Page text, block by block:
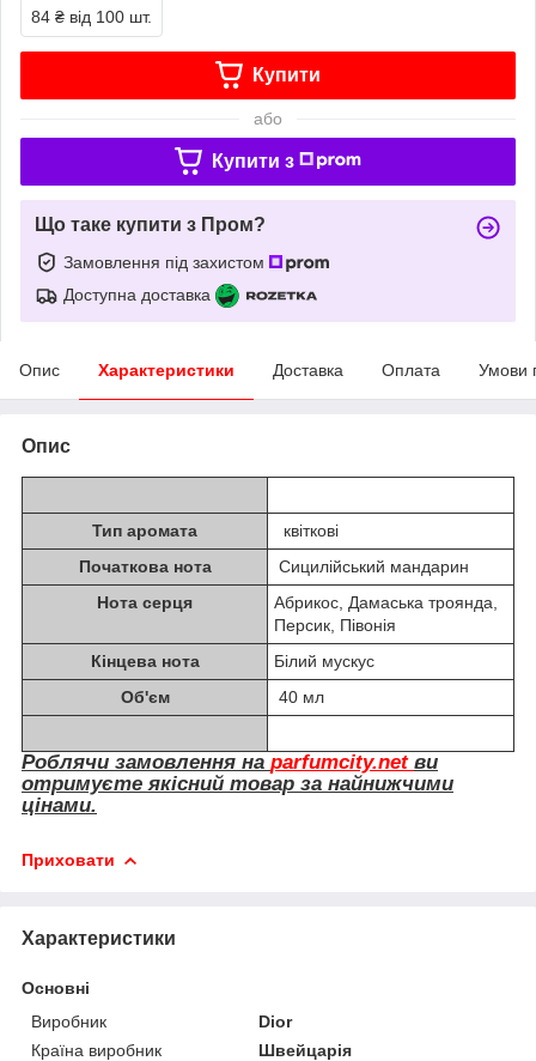
84 ₴ від 100 шт.
Купити
або
Купити з
Що таке купити з Пром?
Замовлення під захистом
Доступна доставка
Опис Характеристики Доставка Оплата Умови
Опис
Тип аромата
квіткові
Початкова нота
Сицилійський мандарин
Нота серця
Абрикос, Дамаська троянда,
Персик, Півонія
Кінцева нота
Білий мускус
Об'єм
40 мл
Роблячи замовлення на parfumcity.net ви
отримуєте якісний товар за найнижчими
цінами.
Приховати
Характеристики
Основні
Виробник
Dior
Країна виробник
Швейцарія